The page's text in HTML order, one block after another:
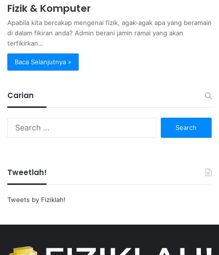
Fizik & Komputer
Apabila kita bercakap mengenai fizik, agak-agak apa yang beramain
di dalam fikiran anda? Admin berani jamin ramai yang akan
terfikirkan…
Baca Selanjutnya »
Carian
Tweetlah!
Tweets by Fiziklah!